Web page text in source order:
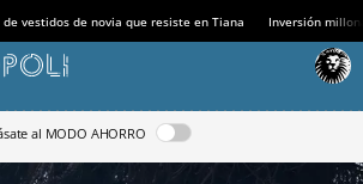
vestidos de novia que resiste en Tiana Inversión
al MODO AHORRO